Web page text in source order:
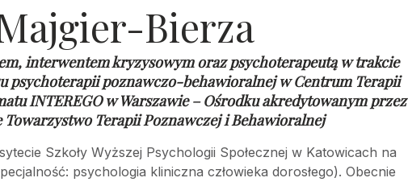
Bierza
interwentem kryzysowym oraz psychoterapeutą w trakcie
psychoterapii poznawczo-behawioralnej wCentrum Terapii
INTEREGO w Warszawie – Ośrodku akredytowanym przez
Towarzystwo Terapii Poznawczej i Behawioralnej
Szkoły Wyższej Psychologii Społecznej w Katowicach na
psychologia kliniczna człowieka dorosłego). Obecnie